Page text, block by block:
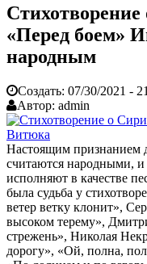
«Перед боем»
народным
Создать: 07/30/2021 -
Автор: admin
Настоящим признанием
считаются народными,
исполняют в качестве
была судьба у
ветер ветку клонит»,
высоком терему»,
стрежень», Николая
дорогу», «Ой, полна,